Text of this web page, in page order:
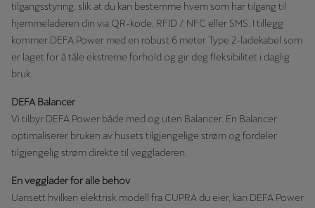
tilgangsstyring, slik at du kan bestemme hvem som har tilgang til
hjemmeladeren din via QR-kode, RFID / NFC eller SMS. I tillegg
kommer DEFA Power med en robust 6 meter Type 2-ladekabel som
er laget for å tåle ekstreme forhold og gir deg fleksibilitet i daglig
bruk.
DEFA Balancer
Vi tilbyr DEFA Power både med og uten Balancer. En Balancer
optimaliserer bruken av husets tilgjengelige strøm og fordeler
tilgjengelig strøm direkte til veggladeren.
En vegglader for alle behov
Uansett hvilken elektrisk modell fra CUPRA du eier, kan DEFA Power